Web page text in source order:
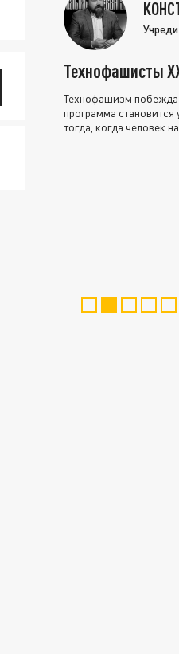
Технофашисты
Технофашизм
программа
тогда, когда человек